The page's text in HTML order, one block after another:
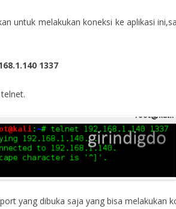
untuk melakukan koneksi ke aplikasi
1337
yang dibuka saja yang bisa melakukan